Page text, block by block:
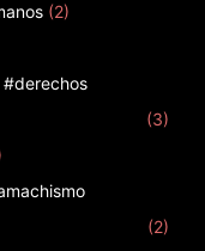
(2)
(3)
(2)